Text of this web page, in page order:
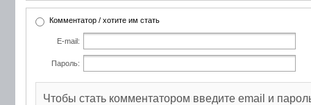
Комментатор / хотите им стать
E-mail:
Пароль:
Чтобы стать комментатором введите email и